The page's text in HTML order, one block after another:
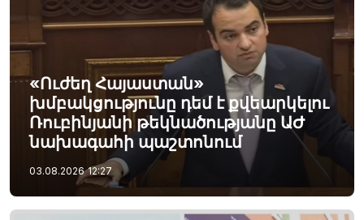
«Ուժեղ Հայաստան»
խմբակցությունը դեմ է քվեարկելու
Ռուբինյանի թեկնածությանը ԱԺ
նախագահի պաշտոնում
03.08.2026 12:27